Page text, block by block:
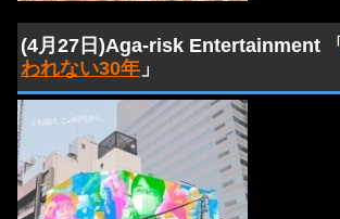
(4月27日)Aga-risk Entertainment 「
われない30年 」